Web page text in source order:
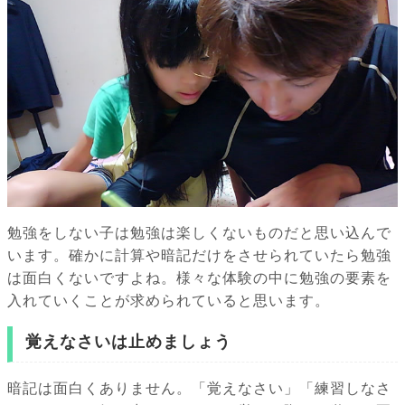
勉強をしない子は勉強は楽しくないものだと思い込んで
います。確かに計算や暗記だけをさせられていたら勉強
は面白くないですよね。様々な体験の中に勉強の要素を
入れていくことが求められていると思います。
覚えなさいは止めましょう
暗記は面白くありません。「覚えなさい」「練習しなさ